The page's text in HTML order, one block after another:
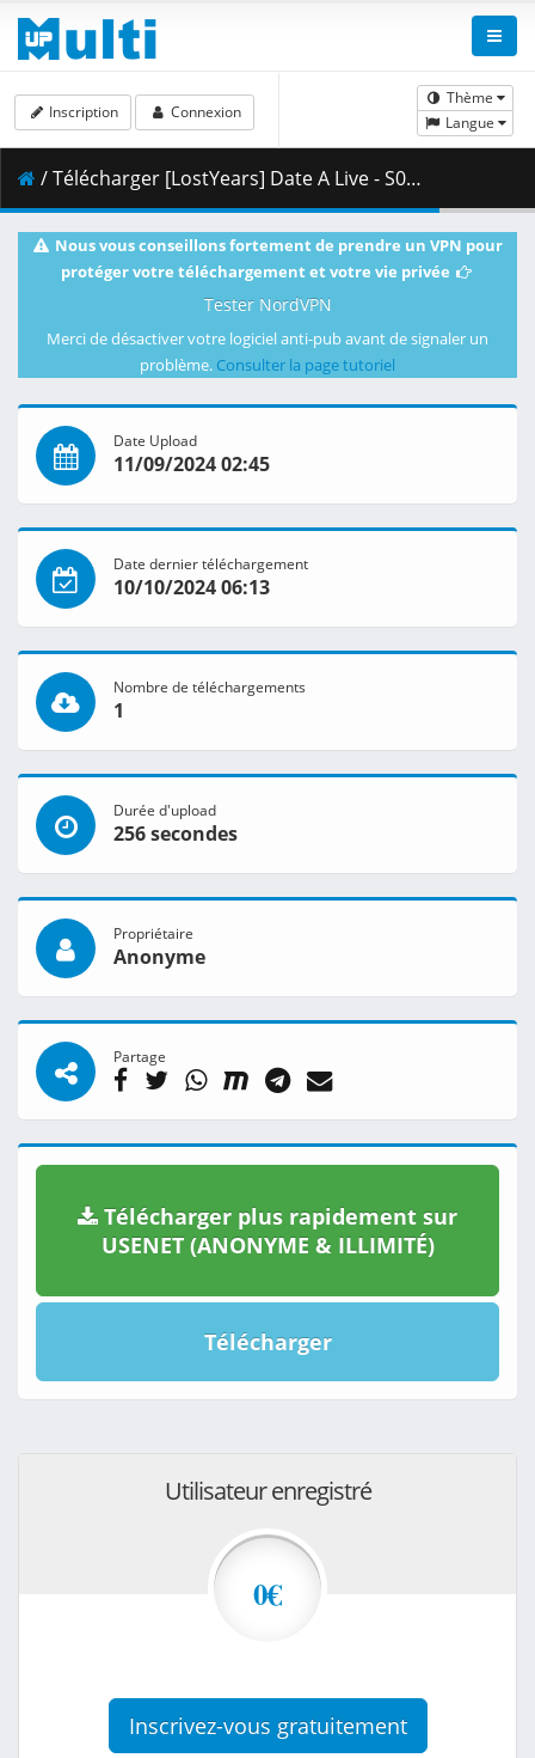
Thème
Langue
Inscription Connexion
/ Télécharger [LostYears] Date A Live - S05E09 (WEB-DL 1080p x264 AAC E-AC-3) [35D7BC31].mkv.002 ( 482.71 MB )
Nous vous conseillons fortement de prendre un VPN pour
protéger votre téléchargement et votre vie privée
Tester NordVPN
Merci de désactiver votre logiciel anti-pub avant de signaler un
problème. Consulter la page tutoriel
Date Upload
11/09/2024 02:45
Date dernier téléchargement
10/10/2024 06:13
Nombre de téléchargements
1
Durée d'upload
256 secondes
Propriétaire
Anonyme
Partage
Télécharger plus rapidement sur
USENET (ANONYME & ILLIMITÉ)
Télécharger
Utilisateur enregistré
0€
Inscrivez-vous gratuitement